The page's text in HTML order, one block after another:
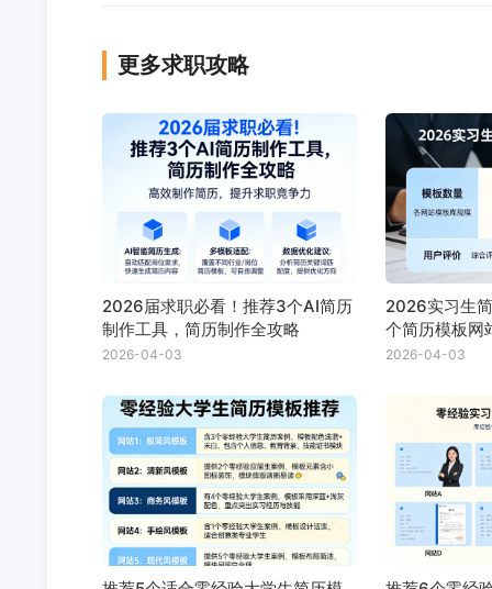
更多求职攻略
2026届求职必看！推荐3个AI简历
制作工具，简历制作全攻略
2026-04-03
2026实习生
个简历模板网
2026-04-03